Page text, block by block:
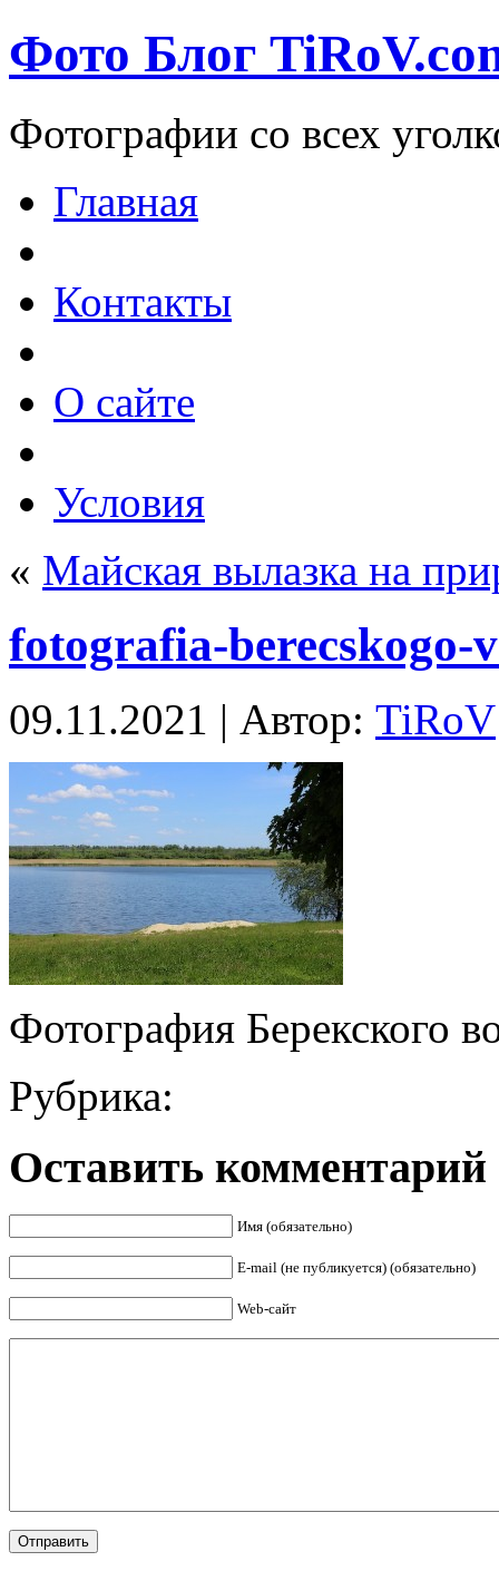
Фото Блог
Фотографии со всех
Главная
Контакты
О сайте
Условия
« Майская вылазка на
fotografia-berecskogo-
09.11.2021 | Автор: TiRoV
Фотография Берекского
Рубрика:
Оставить комментарий
Имя (обязательно)
E-mail (не публикуется) (обязательно)
Web-сайт